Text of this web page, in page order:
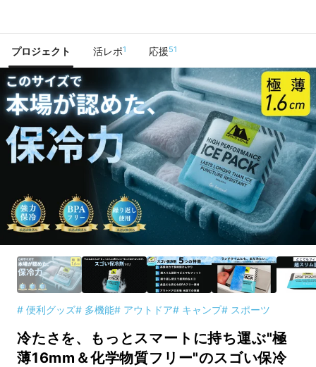
プロジェクト 活レポ1 応援51
# 便利グッズ# 多機能# アウトドア# キャンプ# スポーツ
冷たさを、もっとスマートに持ち運ぶ"極
薄16mm＆化学物質フリー"のスゴい保冷